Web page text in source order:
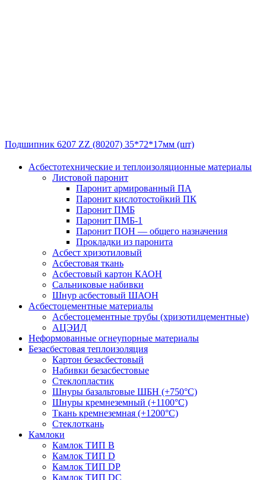
Подшипник 6207 ZZ (80207) 35*72*17мм (шт)
Асбестотехнические и теплоизоляционные материалы
Листовой паронит
Паронит армированный ПА
Паронит кислотостойкий ПК
Паронит ПМБ
Паронит ПМБ-1
Паронит ПОН — общего назначения
Прокладки из паронита
Асбест хризотиловый
Асбестовая ткань
Асбестовый картон КАОН
Сальниковые набивки
Шнур асбестовый ШАОН
Асбестоцементные материалы
Асбестоцементные трубы (хризотилцементные)
АЦЭИД
Неформованные огнеупорные материалы
Безасбестовая теплоизоляция
Картон безасбестовый
Набивки безасбестовые
Стеклопластик
Шнуры базальтовые ШБН (+750°С)
Шнуры кремнеземный (+1100°С)
Ткань кремнеземная (+1200°С)
Стеклоткань
Камлоки
Камлок ТИП B
Камлок ТИП D
Камлок ТИП DP
Камлок ТИП DС